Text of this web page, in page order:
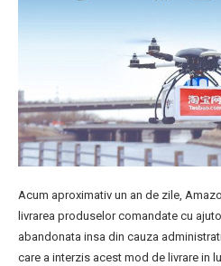
Acum aproximativ un an de zile,
livrarea produselor comandate cu
abandonata insa din cauza
care a interzis acest mod de livrare in